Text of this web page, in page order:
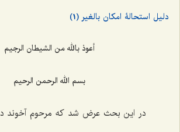
دلیل استحالۀ امکان بالغیر (1)
أعوذ بالله من الشیطان الرجیم
بسم الله الرحمن الرحیم
در این بحث عرض شد که مرحوم آخوند